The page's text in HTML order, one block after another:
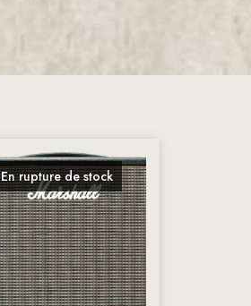
En rupture de stock